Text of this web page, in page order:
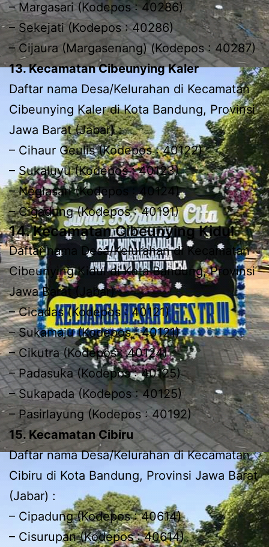
– Margasari (Kodepos : 40286)
– Sekejati (Kodepos : 40286)
– Cijaura (Margasenang) (Kodepos : 40287)
13. Kecamatan Cibeunying Kaler
Daftar nama Desa/Kelurahan di Kecamatan
Cibeunying Kaler di Kota Bandung, Provinsi
Jawa Barat (Jabar) :
– Cihaur Geulis (Kodepos : 40122)
– Sukaluyu (Kodepos : 40123)
– Neglasari (Kodepos : 40124)
– Cigadung (Kodepos : 40191)
14. Kecamatan Cibeunying Kidul
Daftar nama Desa/Kelurahan di Kecamatan
Cibeunying Kidul di Kota Bandung, Provinsi
Jawa Barat (Jabar) :
– Cicadas (Kodepos : 40121)
– Sukamaju (Kodepos : 40121)
– Cikutra (Kodepos : 40124)
– Padasuka (Kodepos : 40125)
– Sukapada (Kodepos : 40125)
– Pasirlayung (Kodepos : 40192)
15. Kecamatan Cibiru
Daftar nama Desa/Kelurahan di Kecamatan
Cibiru di Kota Bandung, Provinsi Jawa Barat
(Jabar) :
– Cipadung (Kodepos : 40614)
– Cisurupan (Kodepos : 40614)